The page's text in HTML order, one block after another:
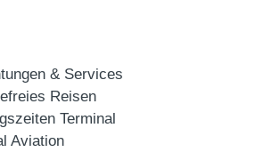
& Services
Reisen
Terminal
Aviation